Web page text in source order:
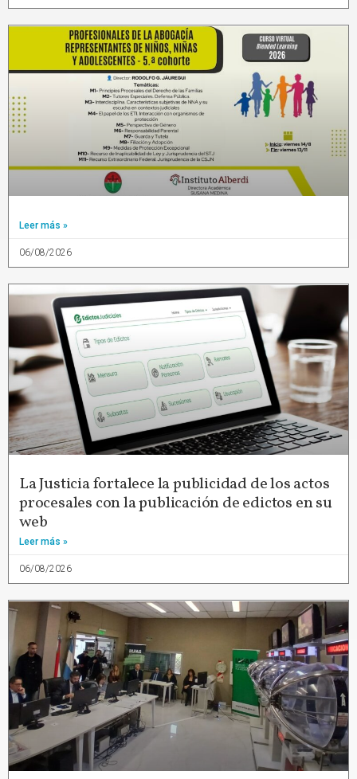
Leer más »
06/08/2026
La Justicia fortalece la publicidad de los actos
procesales con la publicación de edictos en su
web
Leer más »
06/08/2026